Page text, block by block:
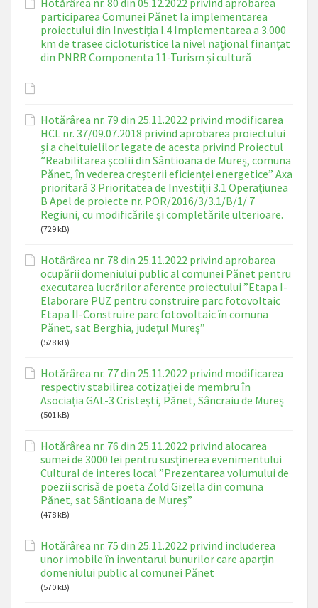
Hotărârea nr. 80 din 05.12.2022 privind aprobarea
participarea Comunei Pănet la implementarea
proiectului din Investiția I.4 Implementarea a 3.000
km de trasee cicloturistice la nivel național finanțat
din PNRR Componenta 11-Turism și cultură
Hotărârea nr. 79 din 25.11.2022 privind modificarea
HCL nr. 37/09.07.2018 privind aprobarea proiectului
și a cheltuielilor legate de acesta privind Proiectul
”Reabilitarea școlii din Sântioana de Mureș, comuna
Pănet, în vederea creșterii eficienței energetice” Axa
prioritară 3 Prioritatea de Investiții 3.1 Operațiunea
B Apel de proiecte nr. POR/2016/3/3.1/B/1/ 7
Regiuni, cu modificările și completările ulterioare.
(729 kB)
Hotârârea nr. 78 din 25.11.2022 privind aprobarea
ocupării domeniului public al comunei Pănet pentru
executarea lucrărilor aferente proiectului ”Etapa I-
Elaborare PUZ pentru construire parc fotovoltaic
Etapa II-Construire parc fotovoltaic în comuna
Pănet, sat Berghia, județul Mureș”
(528 kB)
Hotărârea nr. 77 din 25.11.2022 privind modificarea
respectiv stabilirea cotizației de membru în
Asociația GAL-3 Cristești, Pănet, Sâncraiu de Mureș
(501 kB)
Hotărârea nr. 76 din 25.11.2022 privind alocarea
sumei de 3000 lei pentru susținerea evenimentului
Cultural de interes local ”Prezentarea volumului de
poezii scrisă de poeta Zöld Gizella din comuna
Pănet, sat Sântioana de Mureș”
(478 kB)
Hotărârea nr. 75 din 25.11.2022 privind includerea
unor imobile în inventarul bunurilor care aparțin
domeniului public al comunei Pănet
(570 kB)